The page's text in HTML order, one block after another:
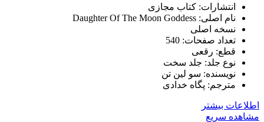
انتشارات: کتاب مجازی
نام اصلی: Daughter Of The Moon Goddess
نسخه اصلی
تعداد صفحات: 540
قطع: رقعی
نوع جلد: جلد سخت
نویسنده: سو لین تن
مترجم: پگاه خدادی
اطلاعات بیشتر
مشاهده سریع